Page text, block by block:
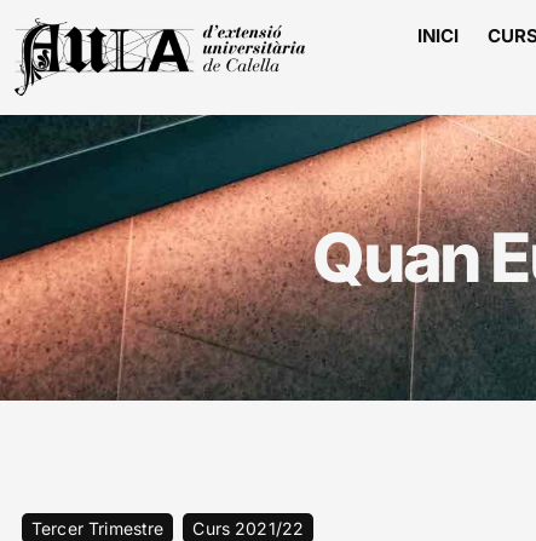
INICI
Quan
Tercer Trimestre Curs 2021/22